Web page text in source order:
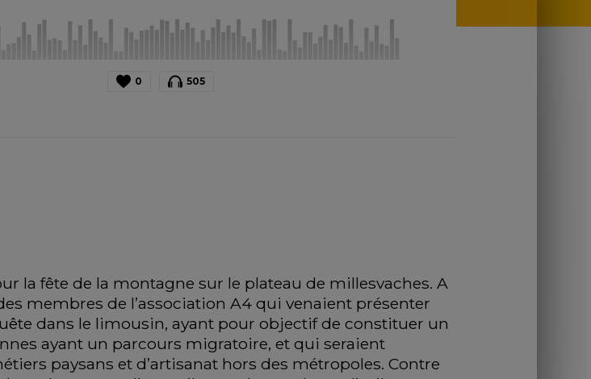
0 505
la fête de la montagne sur le plateau de millesvaches. A
membres de l’association A4 qui venaient présenter
dans le limousin, ayant pour objectif de constituer un
ayant un parcours migratoire, et qui seraient
paysans et d’artisanat hors des métropoles. Contre